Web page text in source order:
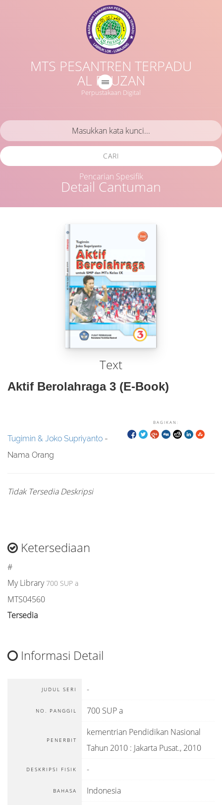
MTS PESANTREN TERPADU
AL FAUZAN
Perpustakaan Digital
Detail Cantuman
CARI
Pencarian Spesifik
Text
Aktif Berolahraga 3 (e-Book)
BAGIKAN:
Tugimin & Joko Supriyanto -
Nama Orang
Tidak Tersedia Deskripsi
Ketersediaan
#
My Library 700 SUP a
MTS04560
Tersedia
Informasi Detail
JUDUL SERI -
NO. PANGGIL 700 SUP a
PENERBIT
kementrian Pendidikan Nasional
Tahun 2010 : Jakarta Pusat., 2010
DESKRIPSI FISIK -
BAHASA Indonesia